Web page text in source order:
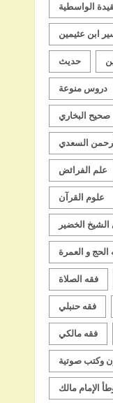
الواسطية
ابن عثيمين
حديث
دروس منوعة
صحيح البخاري
السعدي
علم الفرائض
علوم القرآن
الشيخ الخضير
الحج و العمرة
فقه الصلاة
فقه حنبلي
فقه مالكي
وكتب صوتية
الإمام مالك